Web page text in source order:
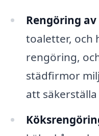
Rengöring
toaletter, och
rengöring,
städfirmor
att